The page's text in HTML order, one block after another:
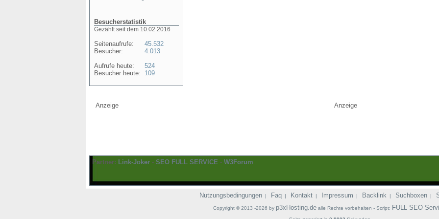
Besucherstatistik
Gezählt seit dem 10.02.2016
Seitenaufrufe:
Besucher:
Aufrufe heute:
Besucher heute:
45.532
4.013
524
109
Anzeige Anzeige
Partner: Link-Joker - SEO FULL SERVICE - W3Forum
Nutzungsbedingungen | Faq | Kontakt | Impressum | Backlink | Suchboxen |
Copyright © 2013 -2026 by p3xHosting.dealle Rechte vorbehalten - Script: FULL SEO